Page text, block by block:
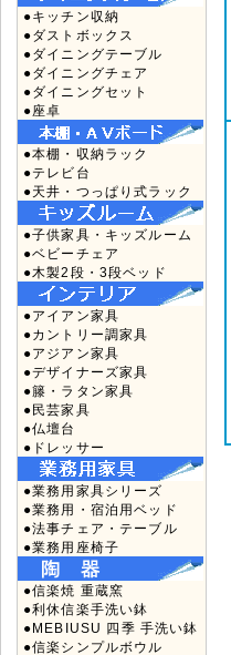
●キッチン収納
●ダストボックス
●ダイニングテーブル
●ダイニングチェア
●ダイニングセット
●座卓
●本棚・収納ラック
●テレビ台
●天井・つっぱり式ラック
●子供家具・キッズルーム
●ベビーチェア
●木製2段・3段ベッド
●アイアン家具
●カントリー調家具
●アジアン家具
●デザイナーズ家具
●籐・ラタン家具
●民芸家具
●仏壇台
●ドレッサー
●業務用家具シリーズ
●業務用・宿泊用ベッド
●法事チェア・テーブル
●業務用座椅子
●信楽焼 重蔵窯
●利休信楽手洗い鉢
●MEBIUSU 四季 手洗い鉢
●信楽シンプルボウル